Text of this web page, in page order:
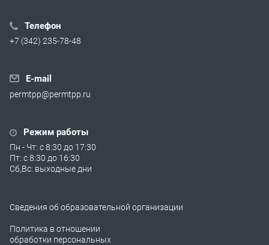
Телефон
+7 (342) 235-78-48
E-mail
permtpp@permtpp.ru
Режим работы
Пн - Чт: с 8:30 до 17:30
Пт: с 8:30 до 16:30
Сб,Вс: выходные дни
Сведения об образовательной организации
Политика в отношении
обработки персональных